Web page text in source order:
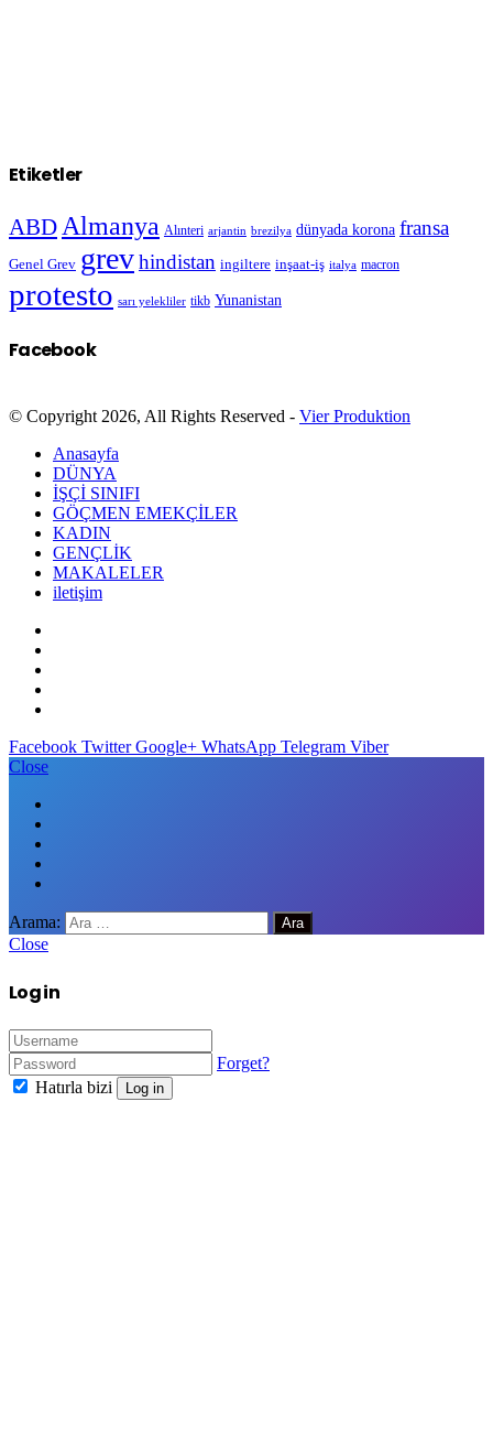
Etiketler
ABD Almanya Alınteri arjantin brezilya dünyada korona fransa
Genel Grev grevhindistan ingiltere inşaat-iş italya macron
protesto sarı yelekliler tikb Yunanistan
Facebook
© Copyright 2026, All Rights Reserved - Vier Produktion
Anasayfa
DÜNYA
İŞÇİ SINIFI
GÖÇMEN EMEKÇİLER
KADIN
GENÇLİK
MAKALELER
iletişim
Facebook Twitter Google+ WhatsApp Telegram Viber
Close
Arama:
Close
Log in
Forget?
Hatırla bizi
Log in